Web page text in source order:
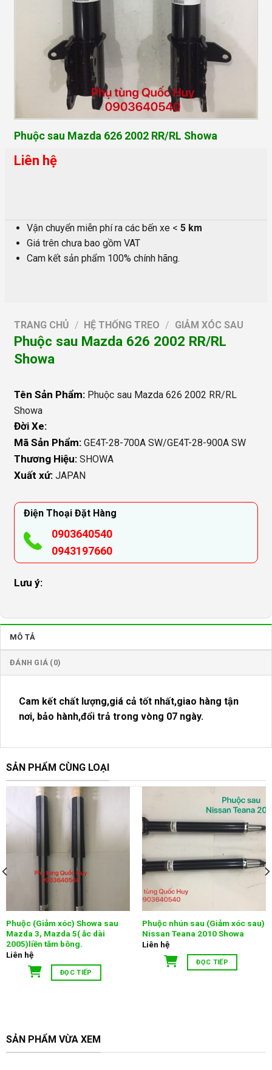
Phuộc sau Mazda 626 2002 RR/RL Showa
Liên hệ
Vận chuyển miễn phí ra các bến xe < 5 km
Giá trên chưa bao gồm VAT
Cam kết sản phẩm 100% chính hãng.
TRANG CHỦ / HỆ THỐNG TREO / GIẢM XÓC SAU
Phuộc sau Mazda 626 2002 RR/RL
Showa
Tên Sản Phẩm: Phuộc sau Mazda 626 2002 RR/RL
Showa
Đời Xe:
Mã Sản Phẩm: GE4T-28-700A SW/GE4T-28-900A SW
Thương Hiệu: SHOWA
Xuất xứ: JAPAN
Điện Thoại Đặt Hàng
0903640540
0943197660
Lưu ý:
MÔ TẢ
ĐÁNH GIÁ (0)
Cam kết chất lượng,giá cả tốt nhất,giao hàng tận
nơi, bảo hành,đổi trả trong vòng 07 ngày.
SẢN PHẨM CÙNG LOẠI
Phuộc (Giảm xóc) Showa sau
Mazda 3, Mazda 5( ắc dài
2005)liền tăm bông.
Liên hệ
ĐỌC TIẾP
Phuộc nhún sau (Giảm xóc sau)
Nissan Teana 2010 Showa
Liên hệ
ĐỌC TIẾP
SẢN PHẨM VỪA XEM